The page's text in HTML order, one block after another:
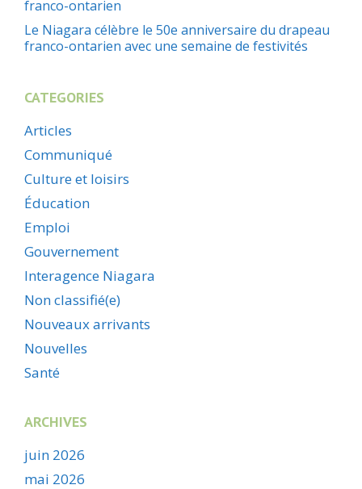
franco-ontarien
Le Niagara célèbre le 50e anniversaire du drapeau
franco-ontarien avec une semaine de festivités
CATEGORIES
Articles
Communiqué
Culture et loisirs
Éducation
Emploi
Gouvernement
Interagence Niagara
Non classifié(e)
Nouveaux arrivants
Nouvelles
Santé
ARCHIVES
juin 2026
mai 2026